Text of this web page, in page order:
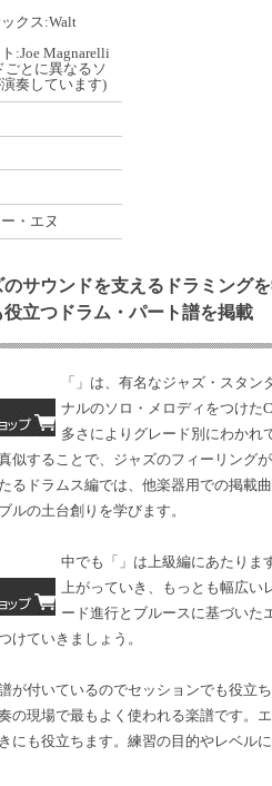
クス:Walt
:Joe Magnarelli
ごとに異なるソ
奏しています)
・エヌ
のサウンドを支えるドラミング
立つドラム・パート譜を掲載
「 」は、有名なジャズ・スタ
ナルのソロ・メロディをつけた
多さによりグレード別にわかれ
似することで、ジャズのフィーリング
るドラムス編では、他楽器用での掲載
ルの土台創りを学びます。
中でも「 」は上級編にあたりま
上がっていき、もっとも幅広い
ード進行とブルースに基づいた
けていきましょう。
が付いているのでセッションでも役立
の現場で最もよく使われる楽譜です。
にも役立ちます。練習の目的やレベル